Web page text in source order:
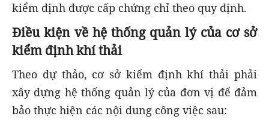
kiểm định được cấp chứng chỉ theo quy định.
Điều kiện về hệ thống quản lý của cơ sở
kiểm định khí thải
Theo dự thảo, cơ sở kiểm định khí thải phải
xây dựng hệ thống quản lý của đơn vị để đảm
bảo thực hiện các nội dung công việc sau: